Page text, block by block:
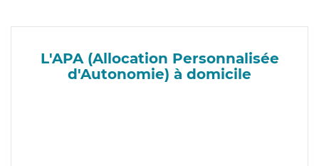
L'APA (Allocation Personnalisée
d'Autonomie) à domicile